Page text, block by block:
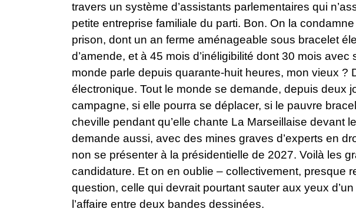
travers un système d’assistants parlementaires qui
petite entreprise familiale du parti. Bon. On la
prison, dont un an ferme aménageable sous bracelet
d’amende, et à 45 mois d’inéligibilité dont 30 mois
monde parle depuis quarante-huit heures, mon vieux ?
électronique. Tout le monde se demande, depuis deux
campagne, si elle pourra se déplacer, si le pauvre
cheville pendant qu’elle chante La Marseillaise devant
demande aussi, avec des mines graves d’experts en
non se présenter à la présidentielle de 2027. Voilà les
candidature. Et on en oublie – collectivement, presque
question, celle qui devrait pourtant sauter aux yeux
l’affaire entre deux bandes dessinées.